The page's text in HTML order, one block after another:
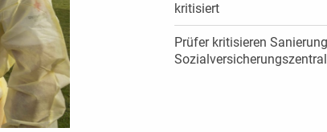
kritisiert
Prüfer kritisieren